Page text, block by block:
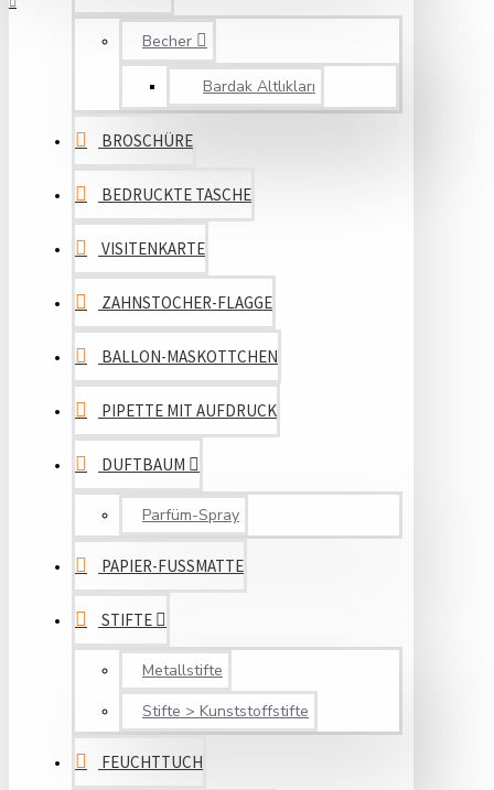
Becher
Bardak Altlıkları
BROSCHÜRE
BEDRUCKTE TASCHE
VISITENKARTE
ZAHNSTOCHER-FLAGGE
BALLON-MASKOTTCHEN
PIPETTE MIT AUFDRUCK
DUFTBAUM
Parfüm-Spray
PAPIER-FUSSMATTE
STIFTE
Metallstifte
Stifte > Kunststoffstifte
FEUCHTTUCH